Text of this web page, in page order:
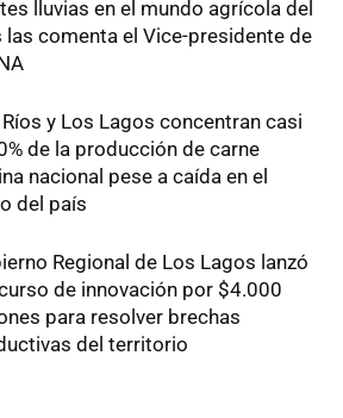
lluvias en el mundo agrícola del
las comenta el Vice-presidente de
y Los Lagos concentran casi
de la producción de carne
nacional pese a caída en el
del país
Regional de Los Lagos lanzó
de innovación por $4.000
para resolver brechas
del territorio